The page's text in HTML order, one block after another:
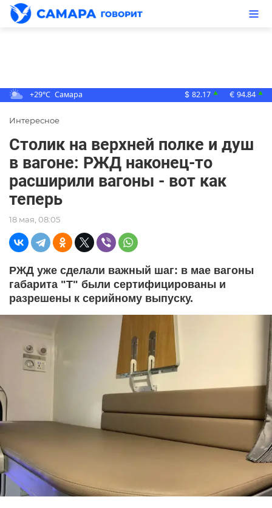
+29°C Самара $ 82.17 ▲ € 94.84 ▲
Интересное
Столик на верхней полке и душ
в вагоне: РЖД наконец-то
расширили вагоны - вот как
теперь
18 мая, 08:05
РЖД уже сделали важный шаг: в мае вагоны
габарита "Т" были сертифицированы и
разрешены к серийному выпуску.